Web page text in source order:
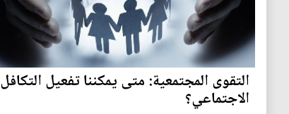
التقوى المجتمعية: متى يمكننا تفعيل التكافل
الاجتماعي؟